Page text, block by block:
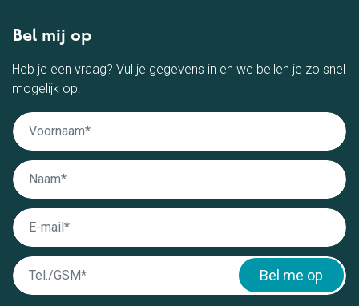
Bel mij op
Heb je een vraag? Vul je gegevens in en we bellen je zo snel
mogelijk op!
Bel me op